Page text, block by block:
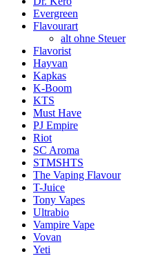
Evergreen
Flavourart
alt ohne Steuer
Flavorist
Hayvan
Kapkas
K-Boom
KTS
Must Have
PJ Empire
Riot
SC Aroma
STMSHTS
The Vaping Flavour
T-Juice
Tony Vapes
Ultrabio
Vampire Vape
Vovan
Yeti